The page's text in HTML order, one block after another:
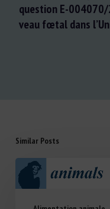
question E-
veau fœtal dans
Similar Posts